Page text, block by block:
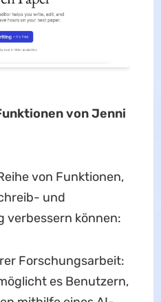
von Jenni
von Funktionen,
und
verbessern können:
Forschungsarbeit:
es Benutzern,